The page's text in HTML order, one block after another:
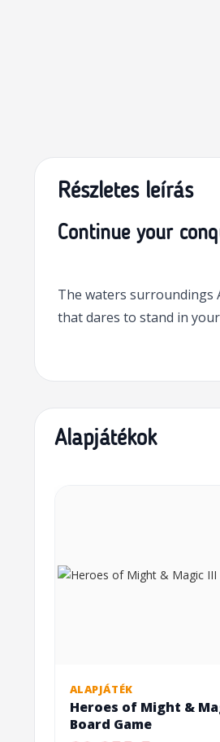
Részletes leírás
Continue your
The waters surroundings
that dares to stand in
Alapjátékok
ALAPJÁTÉK
Heroes of Might &
Board Game